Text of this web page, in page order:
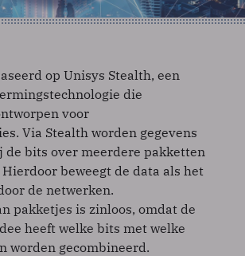
op Unisys Stealth, een
die
voor
Via Stealth worden gegevens
de bits over meerdere pakketten
beweegt de data als het
de netwerken.
pakketjes is zinloos, omdat de
heeft welke bits met welke
worden gecombineerd.